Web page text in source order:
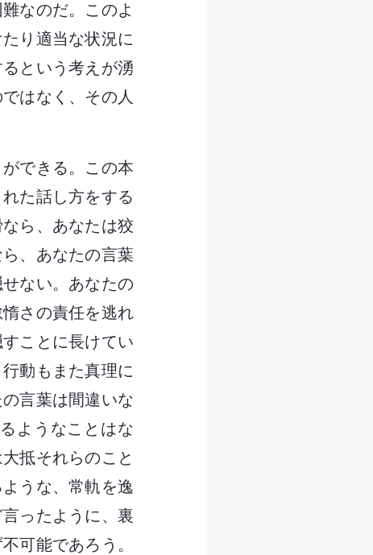
なのだ。このよ
り適当な状況に
という考えが湧
はなく、その人
できる。この本
た話し方をする
ら、あなたは狡
、あなたの言葉
ない。あなたの
さの責任を逃れ
ことに長けてい
動もまた真理に
言葉は間違いな
ようなことはな
抵それらのこと
うな、常軌を逸
ったように、裏
可能であろう。